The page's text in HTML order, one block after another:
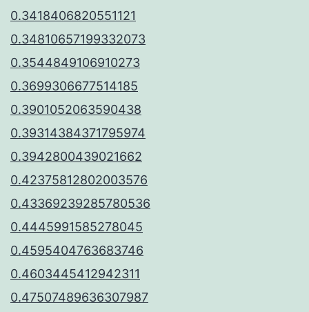
0.3418406820551121
0.34810657199332073
0.3544849106910273
0.3699306677514185
0.3901052063590438
0.39314384371795974
0.3942800439021662
0.42375812802003576
0.43369239285780536
0.4445991585278045
0.4595404763683746
0.4603445412942311
0.47507489636307987